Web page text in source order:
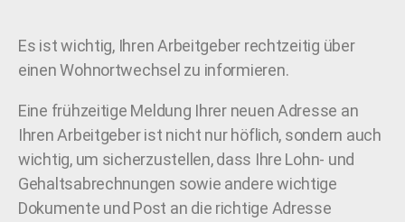
Es ist wichtig, Ihren Arbeitgeber rechtzeitig über
einen Wohnortwechsel zu informieren.
Eine frühzeitige Meldung Ihrer neuen Adresse an
Ihren Arbeitgeber ist nicht nur höflich, sondern auch
wichtig, um sicherzustellen, dass Ihre Lohn- und
Gehaltsabrechnungen sowie andere wichtige
Dokumente und Post an die richtige Adresse